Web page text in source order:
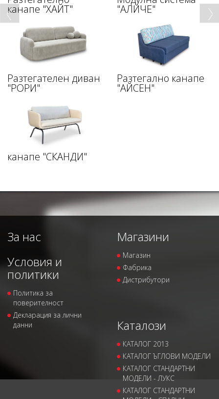
канапе "ХАЙТ" "АЛИЧЕ"
Разтегателен диван
"РОРИ"
Разтегално канапе
"АЙСЕН"
канапе "СКАНДИ"
За нас
Условия и
политики
Политика за
поверителност
Декларация за лични
данни
Магазини
Магазин
Фабрика
Дистрибутори
Каталози
КАТАЛОГ 2013
КАТАЛОГ ЪГЛОВИ МОДЕЛИ
КАТАЛОГ СТАНДАРТНИ
МОДЕЛИ - ЛУКС
КАТАЛОГ СТАНДАРТНИ